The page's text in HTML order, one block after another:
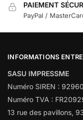
PAIEMENT
PayPal /
INFORMATIONS
SASU IMPRESSME
Numéro SIREN :
Numéro TVA :
13 rue des pavillons,